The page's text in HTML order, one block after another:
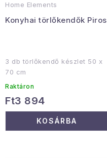
Home Elements
Konyhai törlőkendők Piros
3 db törlőkendő készlet 50 x
70 cm
Raktáron
Ft3 894
KOSÁRBA